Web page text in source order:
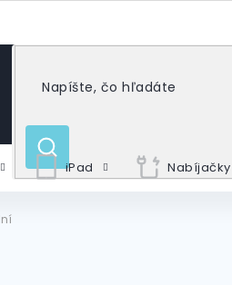
HĽADAŤ
iPad Nabíjačky